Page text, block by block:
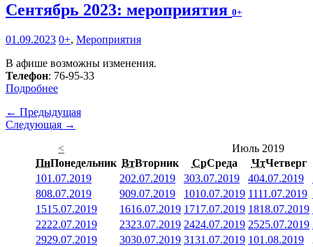
Сентябрь 2023: мероприятия 0+
01.09.2023 0+, Мероприятия
В афише возможны изменения.
Телефон: 76-95-33
Подробнее
← Предыдущая
Следующая →
<
Июль 2019
ПнПонедельник ВтВторник СрСреда ЧтЧетверг
101.07.2019 202.07.2019 303.07.2019 404.07.2019
808.07.2019 909.07.2019 1010.07.2019 1111.07.2019
1515.07.2019 1616.07.2019 1717.07.2019 1818.07.2019
2222.07.2019 2323.07.2019 2424.07.2019 2525.07.2019
2929.07.2019 3030.07.2019 3131.07.2019 101.08.2019